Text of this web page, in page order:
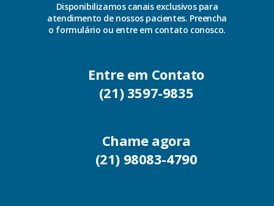
Disponibilizamos canais exclusivos para
atendimento de nossos pacientes. Preencha
o formulário ou entre em contato conosco.
Entre em Contato
(21) 3597-9835
Chame agora
(21) 98083-4790